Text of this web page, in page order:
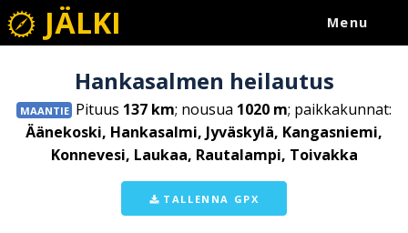
JÄLKI Menu
Hankasalmen heilautus
MAANTIE Pituus 137 km; nousua 1020 m; paikkakunnat:
Äänekoski, Hankasalmi, Jyväskylä, Kangasniemi,
Konnevesi, Laukaa, Rautalampi, Toivakka
TALLENNA GPX